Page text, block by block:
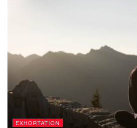
EXHORTATION